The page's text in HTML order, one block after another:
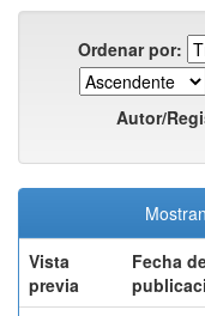
Ordenar por:
Autor/
Vista
previa
Fecha